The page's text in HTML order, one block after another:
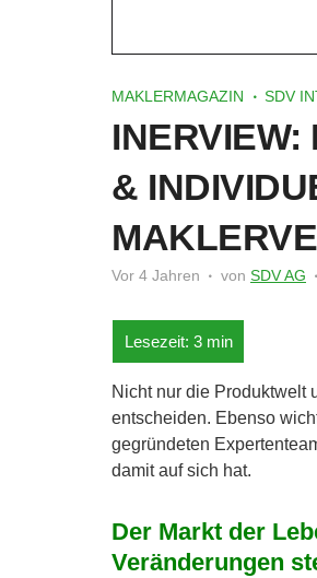
MAKLERMAGAZIN SDV
&
Vor 4 Jahren von SDV AG
Nicht nur die Produktwelt
entscheiden. Ebenso
gegründeten
damit auf sich hat.
Der Markt der
Veränderungen